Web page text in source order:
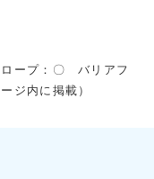
ープ：〇 バリアフ
ジ内に掲載）